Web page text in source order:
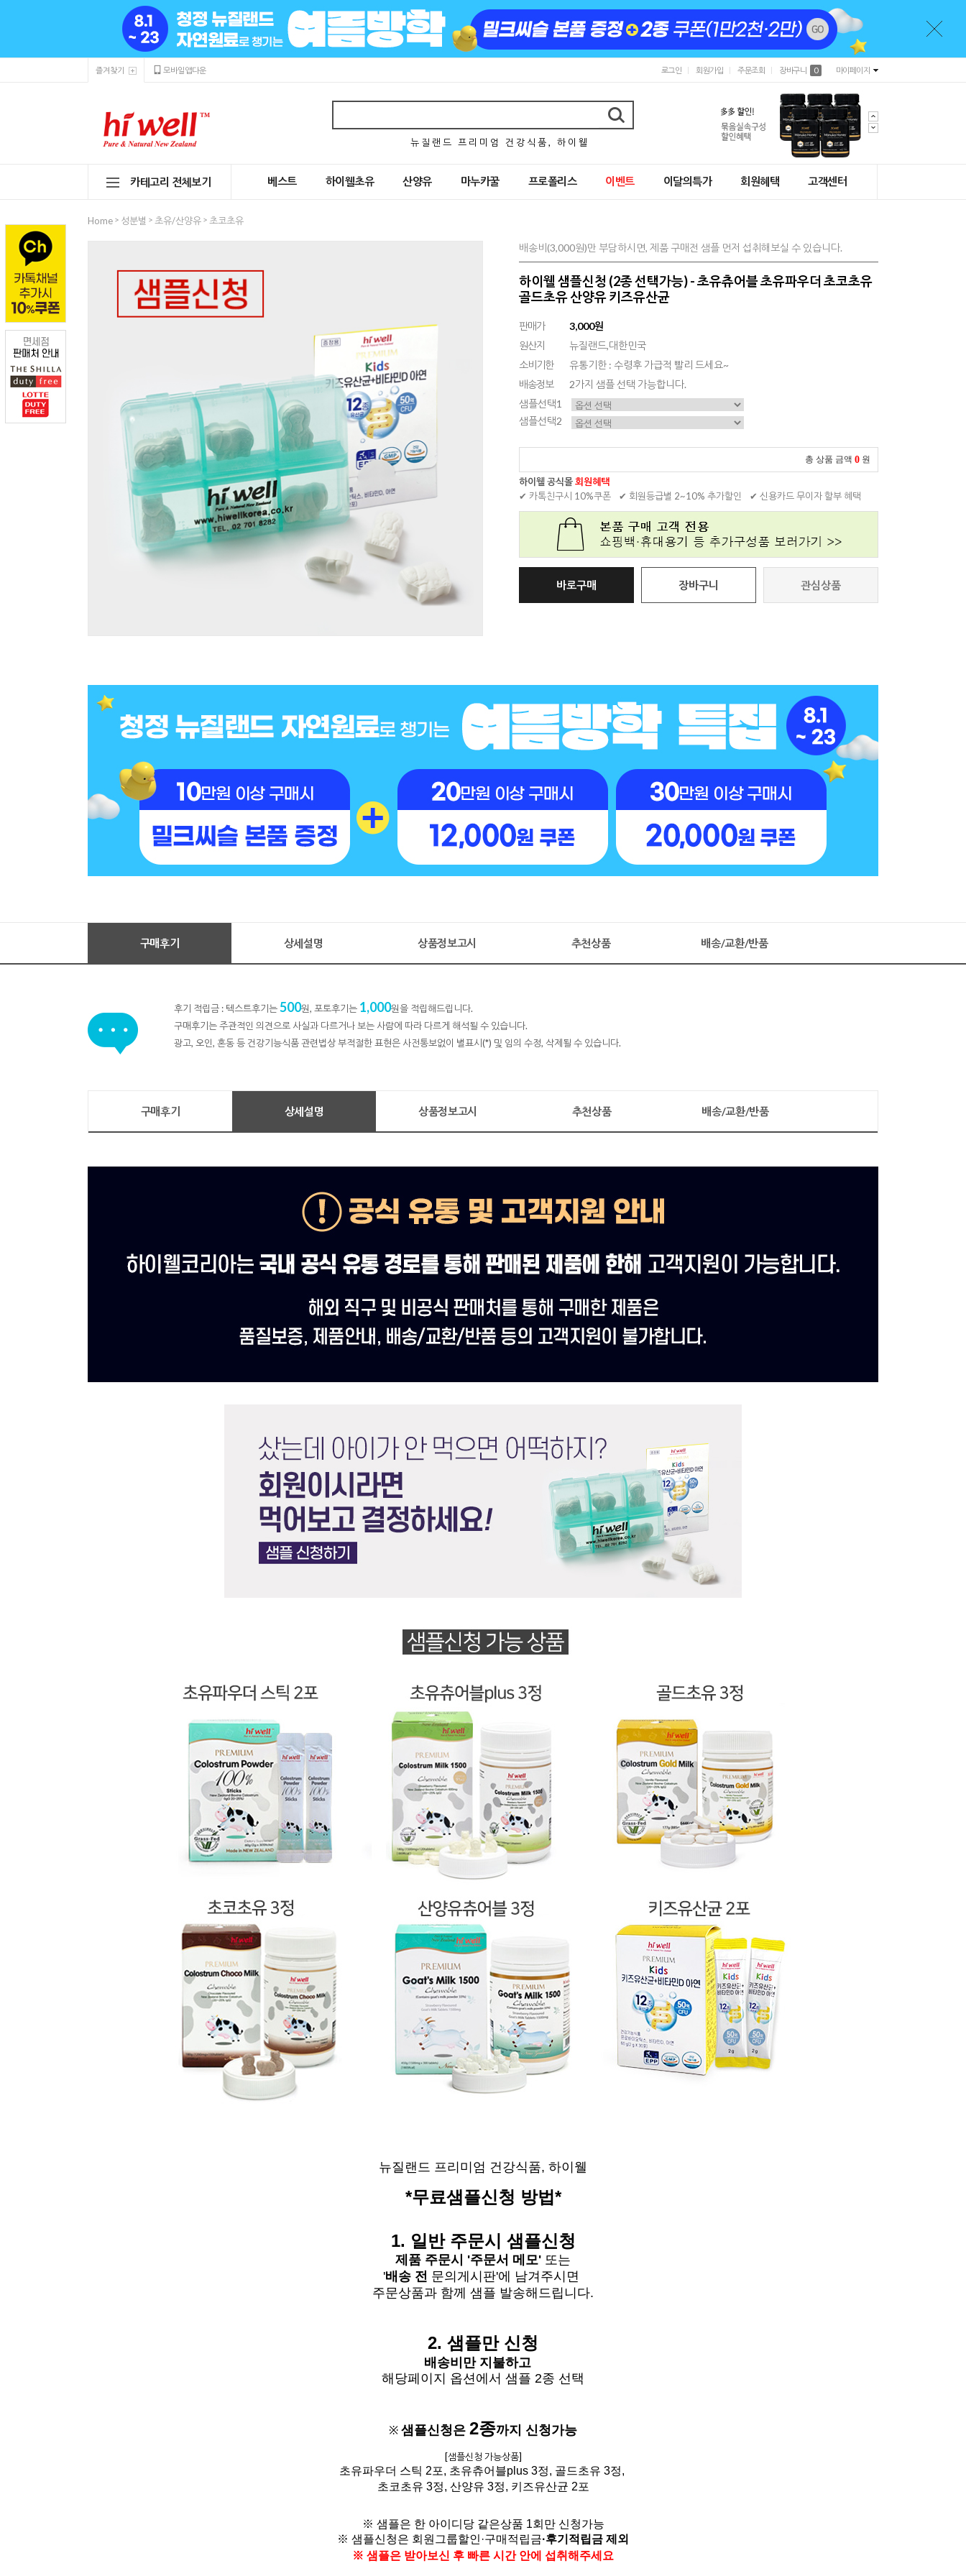
즐겨찾기 모바일앱다운 로그인 회원가입 주문조회 장바구니 0 마이페이지
뉴 질 랜 드 프 리 미 엄 건 강 식 품 , 하 이 웰
카테고리 전체보기 베스트 하이웰초유 산양유 마누카꿀 프로폴리스 이벤트 이달의특가 회원혜택 고객센터
Home > 성분별 > 초유/산양유 > 초코초유
배송비(3,000원)만 부담하시면, 제품 구매전 샘플 먼저 섭취해보실 수 있습니다.
하이웰 샘플신청 (2종 선택가능) - 초유츄어블 초유파우더 초코초유
골드초유 산양유 키즈유산균
판매가
3,000원
원산지
뉴질랜드,대한민국
소비기한
유통기한 : 수령후 가급적 빨리 드세요~
배송정보
2가지 샘플 선택 가능합니다.
샘플선택1
샘플선택2
총 상품 금액 0 원
하이웰 공식몰회원혜택
✔ 카톡친구시 10%쿠폰
✔ 회원등급별 2~10% 추가할인 ✔ 신용카드 무이자 할부 혜택
바로구매 장바구니 관심상품
구매후기 상세설명 상품정보고시 추천상품 배송/교환/반품
후기 적립금 : 텍스트후기는500원, 포토후기는 1,000원을 적립해드립니다.
구매후기는 주관적인 의견으로 사실과 다르거나 보는 사람에 따라 다르게 해석될 수 있습니다.
광고, 오인, 혼동 등 건강기능식품 관련법상 부적절한 표현은 사전통보없이 별표시(*) 및 임의 수정, 삭제될 수 있습니다.
구매후기 상세설명 상품정보고시 추천상품 배송/교환/반품
뉴질랜드 프리미엄 건강식품, 하이웰
*무료샘플신청 방법*
1. 일반 주문시 샘플신청
제품 주문시 '주문서 메모' 또는
'배송 전 문의게시판'에 남겨주시면
주문상품과 함께 샘플 발송해드립니다.
2. 샘플만 신청
배송비 만 지불하고
해당페이지 옵션에서 샘플 2종 선택
※ 샘플신청은 2종까지 신청가능
[샘플신청 가능상품]
초유파우더 스틱 2포, 초유츄어블plus 3정, 골드초유 3정,
초코초유 3정, 산양유 3정, 키즈유산균 2포
※ 샘플은 한 아이디당 같은상품 1회만 신청가능
※ 샘플신청은 회원그룹할인·구매적립금·후기적립금 제외
※ 샘플은 받아보신 후 빠른 시간 안에 섭취해주세요